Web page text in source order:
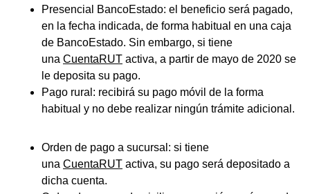
Presencial BancoEstado: el beneficio será pagado,
en la fecha indicada, de forma habitual en una caja
de BancoEstado. Sin embargo, si tiene
una CuentaRUT activa, a partir de mayo de 2020 se
le deposita su pago.
Pago rural: recibirá su pago móvil de la forma
habitual y no debe realizar ningún trámite adicional.
Orden de pago a sucursal: si tiene
una CuentaRUT activa, su pago será depositado a
dicha cuenta.